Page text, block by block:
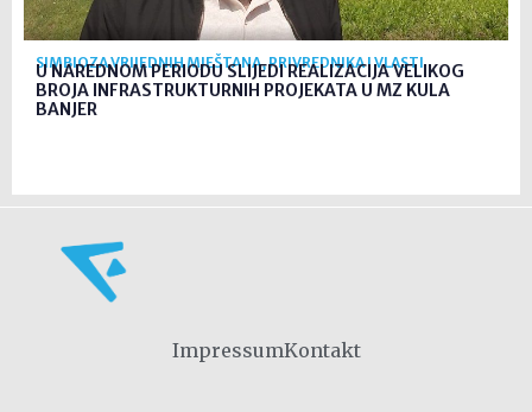
SIMBIOZA VRIJEDNIH MJEŠTANA, PRIVREDNIKA I VLASTI
U NAREDNOM PERIODU SLIJEDI REALIZACIJA VELIKOG
BROJA INFRASTRUKTURNIH PROJEKATA U MZ KULA
BANJER
ImpressumKontakt